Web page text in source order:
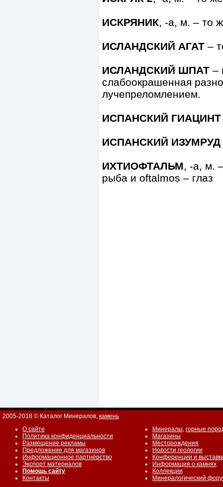
ИСКРЯНИК, -а, м. – то
ИСЛАНДСКИЙ АГАТ –
ИСЛАНДСКИЙ ШПАТ –
слабоокрашенная
лучепреломлением.
ИСПАНСКИЙ ГИАЦИНТ
ИСПАНСКИЙ ИЗУМРУД
ИХТИОФТАЛЬМ, -а, м.
рыба и oftalmos – глаз
2005-2018 © Каталог Минералов, камень
О сайте
Политика конфиденциальности
Размещение рекламы
Предложение для магазинов
Информационное партнёрство
Экспорт материалов
Помощь сайту
Контакты
Минералы, горные
Магазины
Месторождения
Новости геологии
Конференции и
Информация о камнях
Коллекции
Минералогический